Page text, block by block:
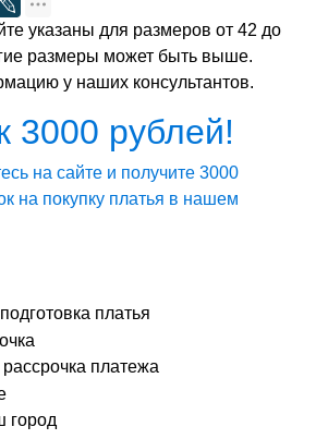
указаны для размеров от 42 до
размеры может быть выше.
у наших консультантов.
3000 рублей!
на сайте и получите 3000
на покупку платья в нашем
платья
платежа
город